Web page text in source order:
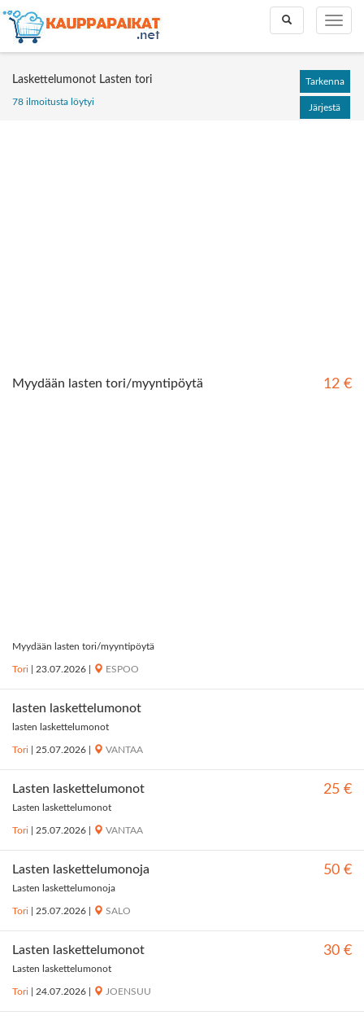
Toggle
Toggle
search
Laskettelumonot Lasten tori
78 ilmoitusta löytyi
Tarkenna
Järjestä
Myydään lasten tori/myyntipöytä 12 €
Myydään lasten tori/myyntipöytä
Tori 23.07.2026 ESPOO
lasten laskettelumonot
lasten laskettelumonot
Tori 25.07.2026 VANTAA
Lasten laskettelumonot 25 €
Lasten laskettelumonot
Tori 25.07.2026 VANTAA
Lasten laskettelumonoja 50 €
Lasten laskettelumonoja
Tori 25.07.2026 SALO
Lasten laskettelumonot 30 €
Lasten laskettelumonot
Tori 24.07.2026 JOENSUU